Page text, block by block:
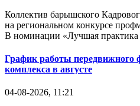
Коллектив барышского
на региональном конкурсе
В номинации «Лучшая практика
График работы передвижного
комплекса в августе
04-08-2026, 11:21